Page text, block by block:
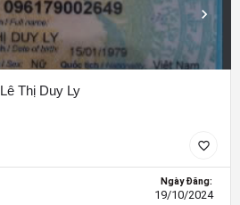
Lê Thị Duy Ly
Ngày Đăng:
19/10/2024